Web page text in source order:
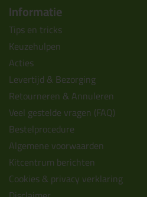
Informatie
Tips en tricks
Keuzehulpen
Acties
Levertijd & Bezorging
Retourneren & Annuleren
Veel gestelde vragen (FAQ)
Bestelprocedure
Algemene voorwaarden
Kitcentrum berichten
Cookies & privacy verklaring